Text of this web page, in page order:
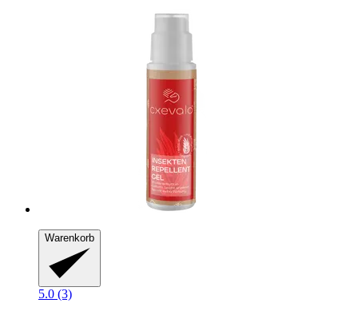
Warenkorb
5.0 (3)